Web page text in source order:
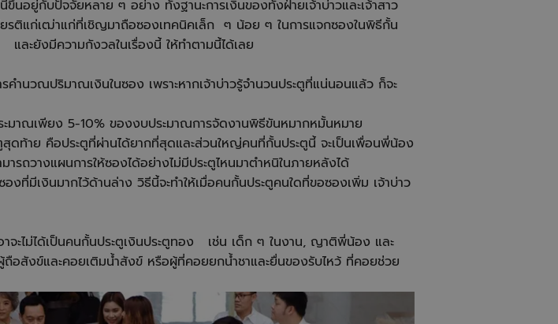
ขึ้นอยู่กับปัจจัยหลาย ๆ อย่าง ทั้งฐานะการเงินของทั้งฝ่ายเจ้าบ่าวและเจ้าสาว
รติแก่เฒ่าแก่ที่เชิญมาถือซองเทคนิคเล็ก ๆ น้อย ๆ ในการแจกซองในพิธีกั้น
ละยังมีความกังวลในเรื่องนี้ ให้ทำตามนี้ได้เลย
ำนวณปริมาณเงินในซอง เพราะหากเจ้าบ่าวรู้จำนวนประตูที่แน่นอนแล้ว ก็จะ
มาณเพียง 5-10% ของงบประมาณการจัดงานพิธีขันหมากหมั้นหมาย
ดท้าย คือประตูที่ผ่านได้ยากที่สุดและส่วนใหญ่คนที่กั้นประตูนี้ จะเป็นเพื่อนพี่น้อง
รถวางแผนการให้ซองได้อย่างไม่มีประตูไหนมาตำหนิในภายหลังได้
ที่มีเงินมากไว้ด้านล่าง วิธีนี้จะทำให้เมื่อคนกั้นประตูคนใดที่ขอซองเพิ่ม เจ้าบ่าว
ไม่ได้เป็นคนกั้นประตูเงินประตูทอง เช่น เด็ก ๆ ในงาน, ญาติพี่น้อง และ
งข์และคอยเติมน้ำสังข์ หรือผู้ที่คอยยกน้ำชาและยื่นของรับไหว้ ที่คอยช่วย